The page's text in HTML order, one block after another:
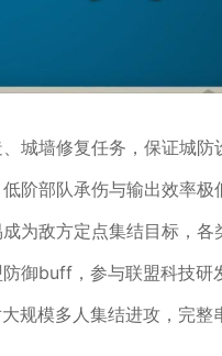
城墙修复任务，保证城
阶部队承伤与输出效率
为敌方定点集结目标，各
御buff，参与联盟科技研
规模多人集结进攻，完整